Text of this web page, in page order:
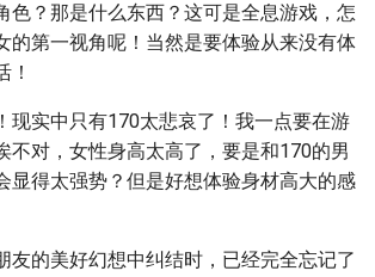
色？那是什么东西？这可是全息游戏，怎
的第一视角呢！当然是要体验从来没有体
！
现实中只有170太悲哀了！我一点要在游
不对，女性身高太高了，要是和170的男
显得太强势？但是好想体验身材高大的感
友的美好幻想中纠结时，已经完全忘记了